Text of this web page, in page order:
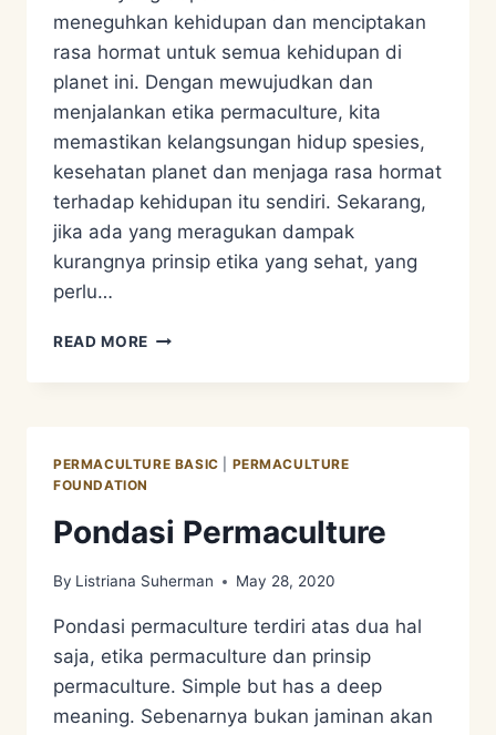
meneguhkan kehidupan dan menciptakan
rasa hormat untuk semua kehidupan di
planet ini. Dengan mewujudkan dan
menjalankan etika permaculture, kita
memastikan kelangsungan hidup spesies,
kesehatan planet dan menjaga rasa hormat
terhadap kehidupan itu sendiri. Sekarang,
jika ada yang meragukan dampak
kurangnya prinsip etika yang sehat, yang
perlu…
READ MORE KENAPA
HARUS
MEMAHAMI
ETHICS?
PERMACULTURE BASIC
PERMACULTURE
FOUNDATION
Pondasi Permaculture
By Listriana Suherman May 28, 2020
Pondasi permaculture terdiri atas dua hal
saja, etika permaculture dan prinsip
permaculture. Simple but has a deep
meaning. Sebenarnya bukan jaminan akan